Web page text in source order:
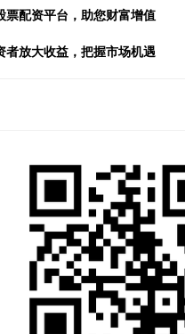
配资平台，助您财富增值
放大收益，把握市场机遇